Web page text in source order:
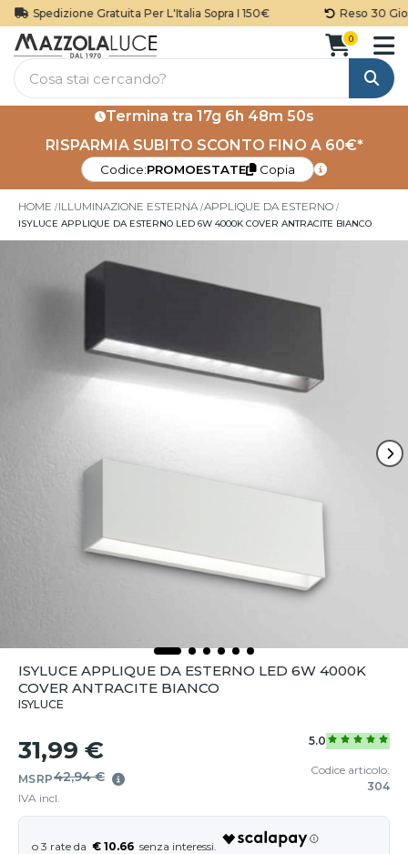
Spedizione Gratuita Per L'Italia Sopra I 150€ Reso 30 Giorni
Cerca
0
Termina tra 17g 6h 48m 50s
RISPARMIA SUBITO SCONTO FINO A 60€*
Codice:PROMOESTATE Copia
HOME ILLUMINAZIONE ESTERNA APPLIQUE DA ESTERNO
ISYLUCE APPLIQUE DA ESTERNO LED 6W 4000K COVER ANTRACITE BIANCO
ISYLUCE APPLIQUE DA ESTERNO LED 6W 4000K
COVER ANTRACITE BIANCO
ISYLUCE
31,99 €
MSRP42,94 €
IVA incl.
5.0
Codice articolo:
304
€ 10.66